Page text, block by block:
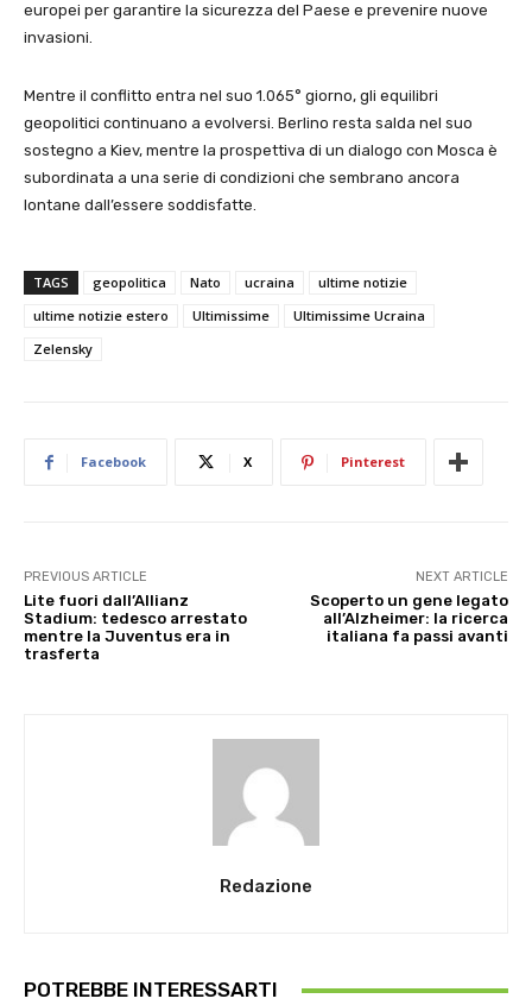
europei per garantire la sicurezza del Paese e prevenire nuove
invasioni.
Mentre il conflitto entra nel suo 1.065° giorno, gli equilibri
geopolitici continuano a evolversi. Berlino resta salda nel suo
sostegno a Kiev, mentre la prospettiva di un dialogo con Mosca è
subordinata a una serie di condizioni che sembrano ancora
lontane dall’essere soddisfatte.
TAGS geopolitica Nato ucraina
ultime notizie
ultime notizie estero
Ultimissime
Ultimissime Ucraina
Zelensky
Facebook X Pinterest
PREVIOUS ARTICLE
Lite fuori dall’Allianz
Stadium: tedesco arrestato
mentre la Juventus era in
trasferta
NEXT ARTICLE
Scoperto un gene legato
all’Alzheimer: la ricerca
italiana fa passi avanti
Redazione
POTREBBE INTERESSARTI